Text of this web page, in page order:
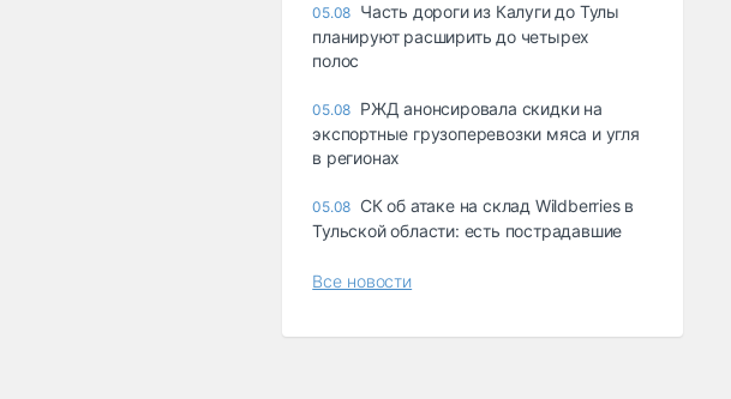
05.08 Часть дороги из Калуги до Тулы
планируют расширить до четырех
полос
05.08 РЖД анонсировала скидки на
экспортные грузоперевозки мяса и угля
в регионах
05.08 СК об атаке на склад Wildberries в
Тульской области: есть пострадавшие
Все новости